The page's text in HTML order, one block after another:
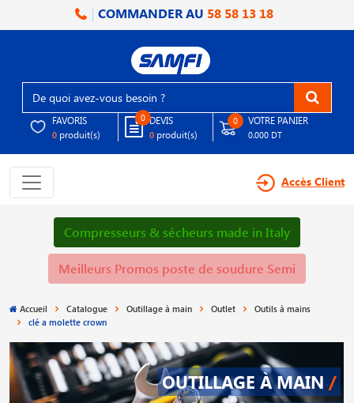
COMMANDER AU 58 58 13 18
FAVORIS
0 produit(s)
0 DEVIS
0 produit(s)
0 VOTRE PANIER
0.000 DT
Accès Client
Compresseurs & sécheurs made in Italy
Meilleurs Promos poste de soudure Semi
Accueil Catalogue Outillage à main Outlet
Outils à mains
clé a molette crown
OUTILLAGE À MAIN /